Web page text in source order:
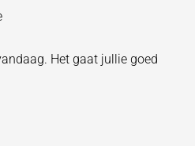
Het gaat jullie goed